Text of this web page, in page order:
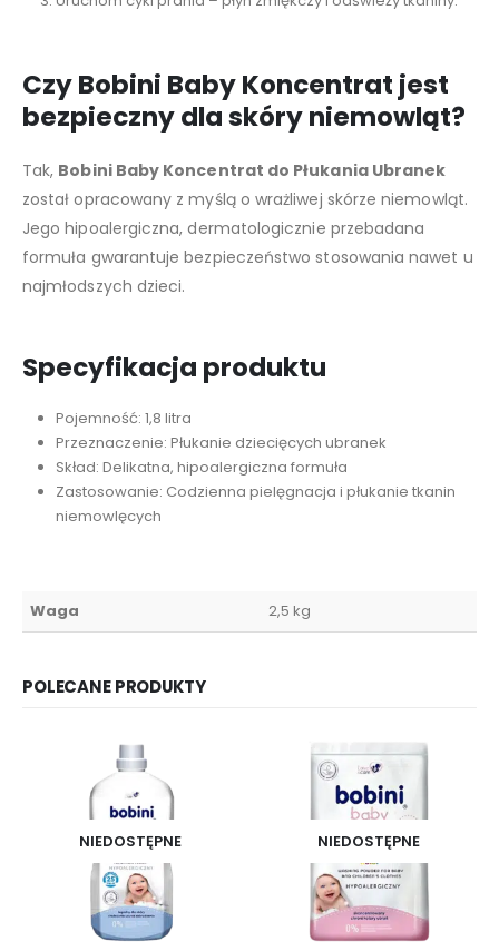
Czy Bobini Baby Koncentrat jest
bezpieczny dla skóry niemowląt?
Tak, Bobini Baby Koncentrat do Płukania Ubranek
został opracowany z myślą o wrażliwej skórze niemowląt.
Jego hipoalergiczna, dermatologicznie przebadana
formuła gwarantuje bezpieczeństwo stosowania nawet u
najmłodszych dzieci.
Specyfikacja produktu
Pojemność: 1,8 litra
Przeznaczenie: Płukanie dziecięcych ubranek
Skład: Delikatna, hipoalergiczna formuła
Zastosowanie: Codzienna pielęgnacja i płukanie tkanin
niemowlęcych
Waga 2,5 kg
POLECANE PRODUKTY
NIEDOSTĘPNE NIEDOSTĘPNE